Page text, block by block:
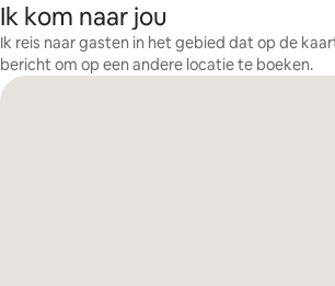
Ik kom naar jou
Ik reis naar gasten in het gebied dat op de
bericht om op een andere locatie te boeken.